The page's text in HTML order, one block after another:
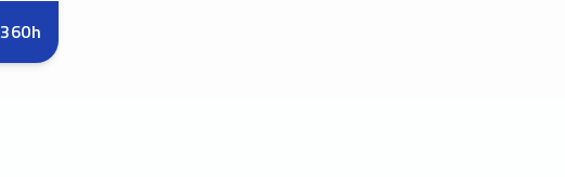
360h